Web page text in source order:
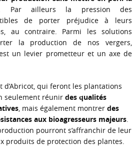
Par ailleurs la pression des
de porter préjudice à leurs
au contraire. Parmi les solutions
la production de nos vergers,
un levier prometteur et un axe de
d’Abricot, qui feront les plantations
seulement réunir des qualités
, mais également montrer des
aux bioagresseurs majeurs.
pourront s’affranchir de leur
produits de protection des plantes.